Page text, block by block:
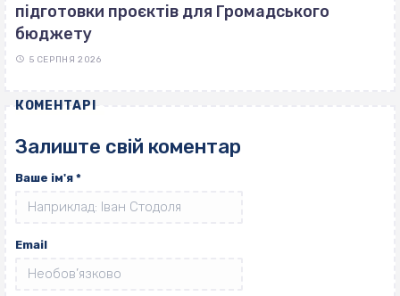
підготовки проєктів для Громадського
бюджету
5 СЕРПНЯ 2026
КОМЕНТАРІ
Залиште свій коментар
Ваше ім'я *
Email